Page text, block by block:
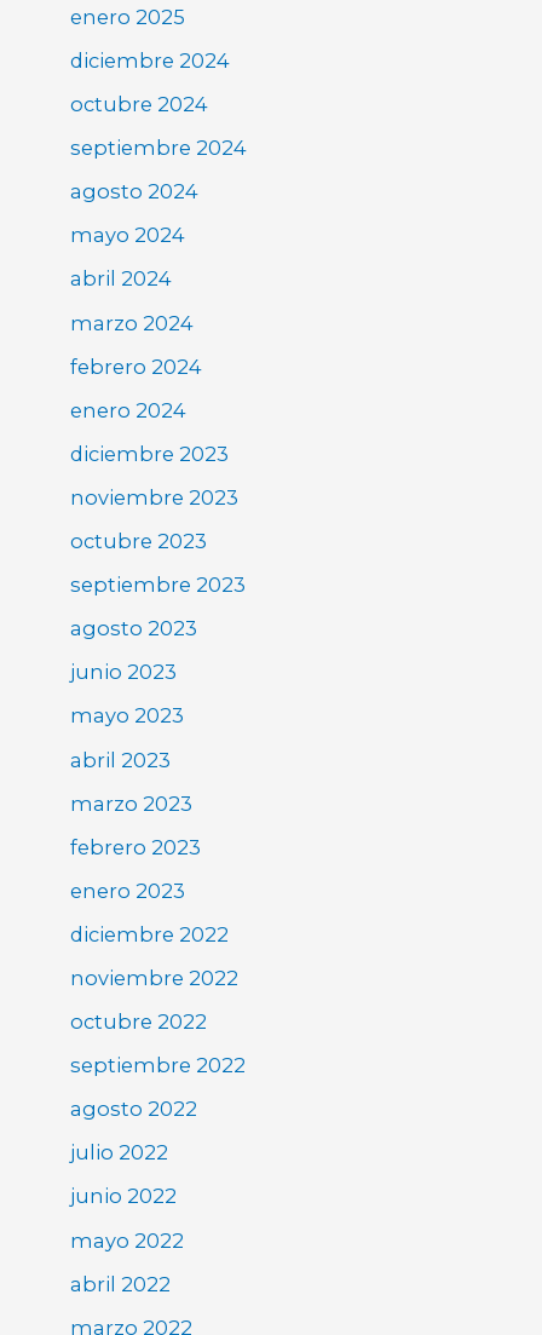
enero 2025
diciembre 2024
octubre 2024
septiembre 2024
agosto 2024
mayo 2024
abril 2024
marzo 2024
febrero 2024
enero 2024
diciembre 2023
noviembre 2023
octubre 2023
septiembre 2023
agosto 2023
junio 2023
mayo 2023
abril 2023
marzo 2023
febrero 2023
enero 2023
diciembre 2022
noviembre 2022
octubre 2022
septiembre 2022
agosto 2022
julio 2022
junio 2022
mayo 2022
abril 2022
marzo 2022